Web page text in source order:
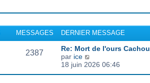
a
g
e
e
m
e
s
s
g
e
l
e
d
e
n
i
l
t
e
r
e
d
MESSAGES DERNIER MESSAGE
2387
Re: Mort de l'ours Cachou
par ice
o
18 juin 2026 06:46